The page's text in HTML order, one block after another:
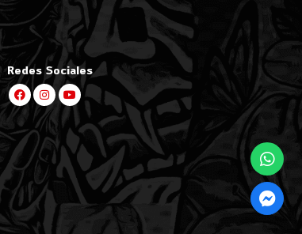
Redes Sociales